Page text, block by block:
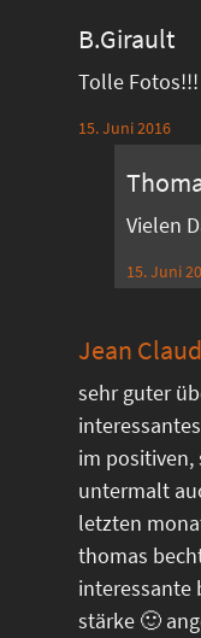
B.Girault
Tolle
15. Juni 2016
Vielen
15. Juni
Jean
sehr guter
im positiven,
untermalt
letzten
thomas
interessante
stärke 🙂